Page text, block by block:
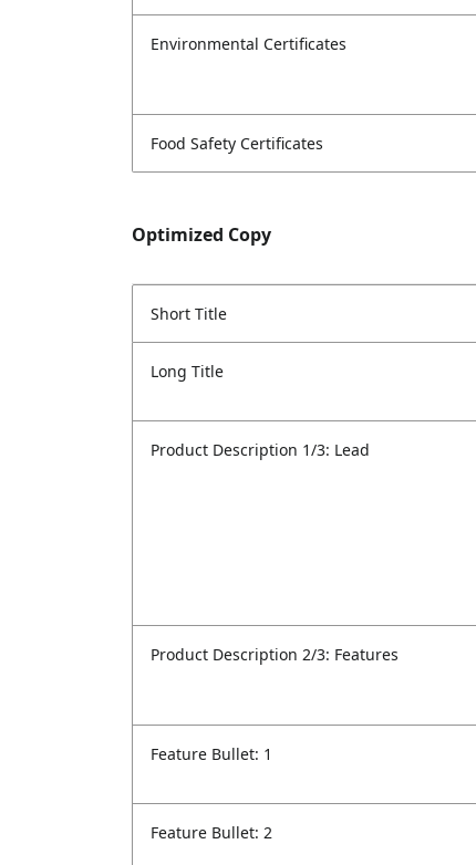
Environmental Certificates
Food Safety Certificates
Optimized Copy
Short Title
Long Title
Product Description 1/3: Lead
Product Description 2/3: Features
Feature Bullet: 1
Feature Bullet: 2